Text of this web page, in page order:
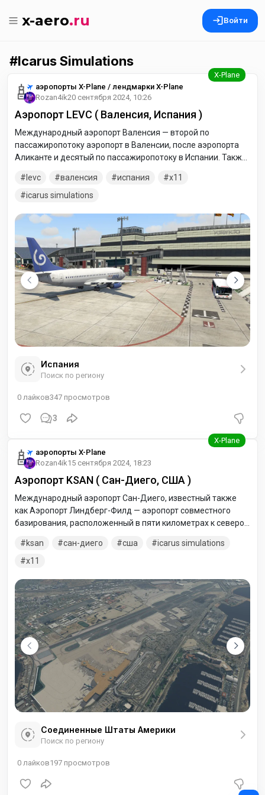
x-aero.ru Войти
Icarus Simulations
аэропорты X-Plane / лендмарки X-Plane
Rozan4ik20 сентября 2024, 10:26
Аэропорт LEVC ( Валенсия, Испания )
Международный аэропорт Валенсия — второй по
пассажиропотоку аэропорт в Валенсии, после аэропорта
Аликанте и десятый по пассажиропотоку в Испании. Также
километрах к западу от центра Валенсии.
levc валенсия испания
x11
icarus simulations
Испания
Поиск по региону
0 лайков347 просмотров
3
аэропорты X-Plane
Rozan4ik15 сентября 2024, 18:23
Аэропорт KSAN ( Сан-Диего, США )
Международный аэропорт Сан-Диего, известный также
как Аэропорт Линдберг-Филд — аэропорт совместного
базирования, расположенный в пяти километрах к северо-
32 километрах к северу от государственной границы
Соединённых Штатов Америки с Мексикой.
ksan сан-диего сша
icarus simulations
x11
Соединенные Штаты Америки
Поиск по региону
0 лайков197 просмотров